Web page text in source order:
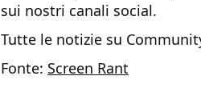
sui nostri canali social.
Tutte le notizie su
Fonte: Screen Rant